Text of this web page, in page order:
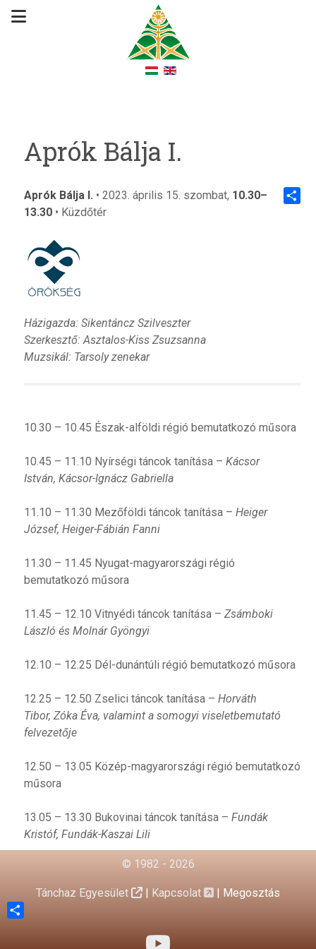
Aprók Bálja I.
Aprók Bálja I. • 2023. április 15. szombat, 10.30–
13.30• Küzdőtér
Házigazda: Sikentáncz Szilveszter
Szerkesztő: Asztalos-Kiss Zsuzsanna
Muzsikál: Tarsoly zenekar
10.30 – 10.45 Észak-alföldi régió bemutatkozó műsora
10.45 – 11.10 Nyírségi táncok tanítása – Kácsor
István, Kácsor-Ignácz Gabriella
11.10 – 11.30 Mezőföldi táncok tanítása – Heiger
József, Heiger-Fábián Fanni
11.30 – 11.45 Nyugat-magyarországi régió
bemutatkozó műsora
11.45 – 12.10 Vitnyédi táncok tanítása – Zsámboki
László és Molnár Gyöngyi
12.10 – 12.25 Dél-dunántúli régió bemutatkozó műsora
12.25 – 12.50 Zselici táncok tanítása – Horváth
Tibor, Zóka Éva, valamint a somogyi viseletbemutató
felvezetője
12.50 – 13.05 Közép-magyarországi régió bemutatkozó
műsora
13.05 – 13.30 Bukovinai táncok tanítása – Fundák
Kristóf, Fundák-Kaszai Lili
© 1982 - 2026
Tánchaz Egyesület | Kapcsolat | Megosztás